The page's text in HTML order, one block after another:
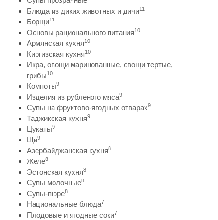
Блюда из диких животных и дичи11
Борщи11
Основы рационального питания10
Армянская кухня10
Киргизская кухня10
Икра, овощи маринованные, овощи тертые,
грибы10
Компоты9
Изделия из рубленого мяса9
Супы на фруктово-ягодных отварах9
Таджикская кухня9
Цукаты9
Щи9
Азербайджанская кухня8
Желе8
Эстонская кухня8
Супы молочные8
Супы-пюре8
Национальные блюда7
Плодовые и ягодные соки7